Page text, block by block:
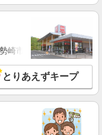
パート】
あく光荘 （群馬県太田
崎市・太田市・館林市
とりあえずキープ